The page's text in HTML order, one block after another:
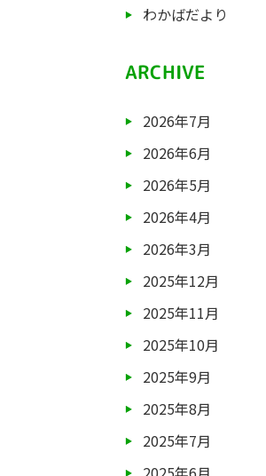
わかばだより
ARCHIVE
2026年7月
2026年6月
2026年5月
2026年4月
2026年3月
2025年12月
2025年11月
2025年10月
2025年9月
2025年8月
2025年7月